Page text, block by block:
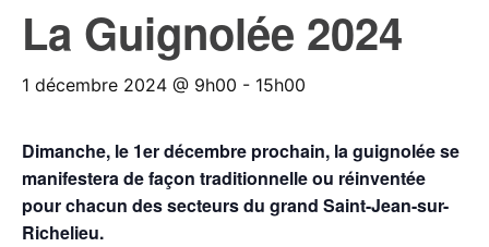
La Guignolée 2024
1 décembre 2024 @ 9h00 - 15h00
Dimanche, le 1er décembre prochain, la guignolée se
manifestera de façon traditionnelle ou réinventée
pour chacun des secteurs du grand Saint-Jean-sur-
Richelieu.